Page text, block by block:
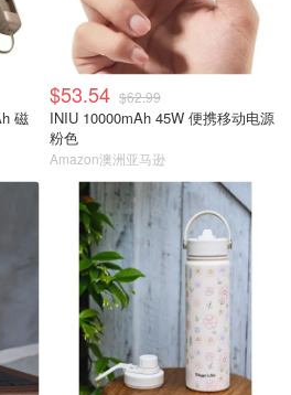
磁
$53.54 $62.99
INIU 10000mAh 45W 便携移动电源
粉色
Amazon澳洲亚马逊